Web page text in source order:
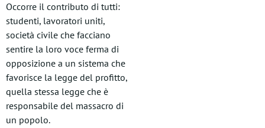
Occorre il contributo di tutti:
studenti, lavoratori uniti,
società civile che facciano
sentire la loro voce ferma di
opposizione a un sistema che
favorisce la legge del profitto,
quella stessa legge che è
responsabile del massacro di
un popolo.